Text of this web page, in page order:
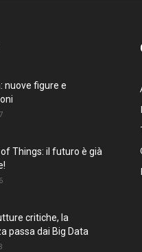
nuove figure e
Things: il futuro è già
critiche, la
passa dai Big Data